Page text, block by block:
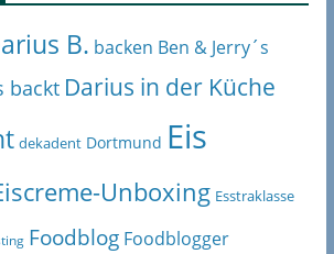
B. backen Ben & Jerry´s
backt Darius in der Küche
dekadent Dortmund Eis
Unboxing Esstraklasse
Foodblog Foodblogger